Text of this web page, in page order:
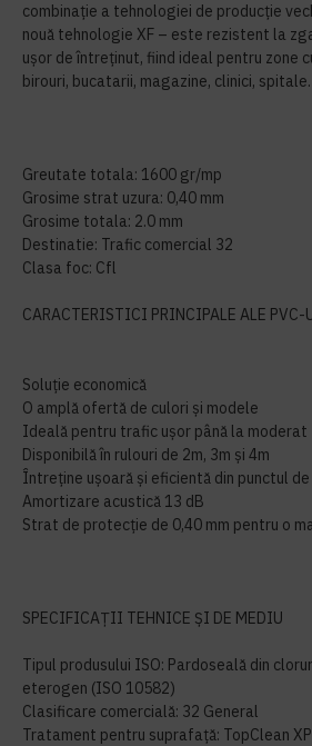
combinaţie a tehnologiei de producţie
nouă tehnologie XF – este rezistent la
uşor de întreţinut, fiind ideal pentru zone
birouri, bucatarii, magazine, clinici, spitale.
Greutate totala: 1600 gr/mp
Grosime strat uzura: 0,40 mm
Grosime totala: 2.0 mm
Destinatie: Trafic comercial 32
Clasa foc: Cfl
CARACTERISTICI PRINCIPALE ALE PVC-
Soluție economică
O amplă ofertă de culori și modele
Ideală pentru trafic ușor până la moderat
Disponibilă în rulouri de 2m, 3m și 4m
Întreține ușoară și eficientă din punctul
Amortizare acustică 13 dB
Strat de protecție de 0,40 mm pentru o
SPECIFICAȚII TEHNICE ȘI DE MEDIU
Tipul produsului ISO: Pardoseală din
eterogen (ISO 10582)
Clasificare comercială: 32 General
Tratament pentru suprafață: TopClean XP